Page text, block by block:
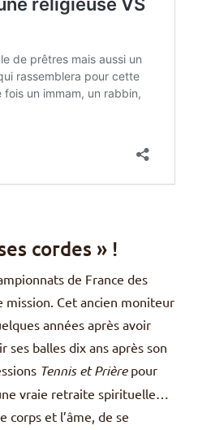
cordes » !
de France des
mission. Cet ancien moniteur
années après avoir
ses balles dix ans après son
Tennis et Prièrepour
vraie retraite spirituelle…
corps et l’âme, de se